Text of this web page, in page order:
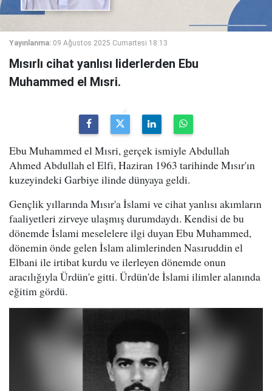
Yayınlanma: 09 Ağustos 2025 Cumartesi 18:13
Mısırlı cihat yanlısı liderlerden Ebu
Muhammed el Mısri.
Ebu Muhammed el Mısri, gerçek ismiyle Abdullah
Ahmed Abdullah el Elfi, Haziran 1963 tarihinde Mısır'ın
kuzeyindeki Garbiye ilinde dünyaya geldi.
Gençlik yıllarında Mısır'a İslami ve cihat yanlısı akımların
faaliyetleri zirveye ulaşmış durumdaydı. Kendisi de bu
dönemde İslami meselelere ilgi duyan Ebu Muhammed,
dönemin önde gelen İslam alimlerinden Nasıruddin el
Elbani ile irtibat kurdu ve ilerleyen dönemde onun
aracılığıyla Ürdün'e gitti. Ürdün'de İslami ilimler alanında
eğitim gördü.